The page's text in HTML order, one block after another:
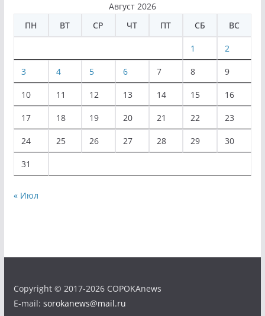
Август 2026
ПН
ВТ СР ЧТ ПТ СБ ВС
1 2
3 4 5 6 7 8 9
10 11 12 13 14 15 16
17 18 19 20 21 22 23
24 25 26 27 28 29 30
31
« Июл
Copyright © 2017-2026 COPOKAnews
E-mail: sorokanews@mail.ru